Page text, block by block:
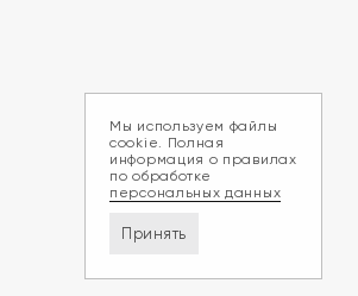
Мы используем файлы
cookie. Полная
информация о правилах
по обработке
персональных данных
Принять